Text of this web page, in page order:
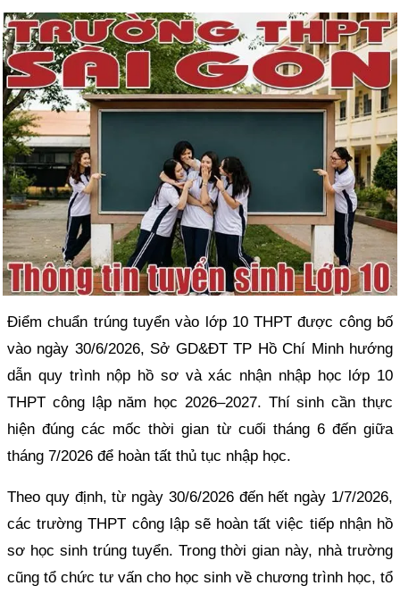
Điểm chuẩn trúng tuyển vào lớp 10 THPT được công bố
vào ngày 30/6/2026, Sở GD&ĐT TP Hồ Chí Minh hướng
dẫn quy trình nộp hồ sơ và xác nhận nhập học lớp 10
THPT công lập năm học 2026–2027. Thí sinh cần thực
hiện đúng các mốc thời gian từ cuối tháng 6 đến giữa
tháng 7/2026 để hoàn tất thủ tục nhập học.
Theo quy định, từ ngày 30/6/2026 đến hết ngày 1/7/2026,
các trường THPT công lập sẽ hoàn tất việc tiếp nhận hồ
sơ học sinh trúng tuyển. Trong thời gian này, nhà trường
cũng tổ chức tư vấn cho học sinh về chương trình học, tổ